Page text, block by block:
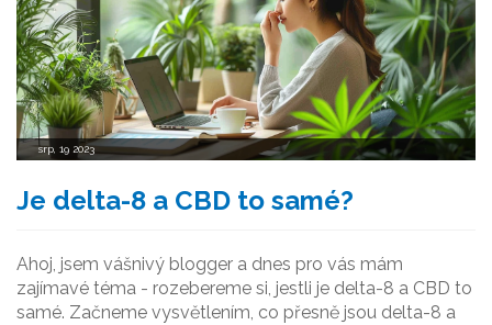
srp, 19 2023
Je delta-8 a CBD to samé?
Ahoj, jsem vášnivý blogger a dnes pro vás mám
zajímavé téma - rozebereme si, jestli je delta-8 a CBD to
samé. Začneme vysvětlením, co přesně jsou delta-8 a